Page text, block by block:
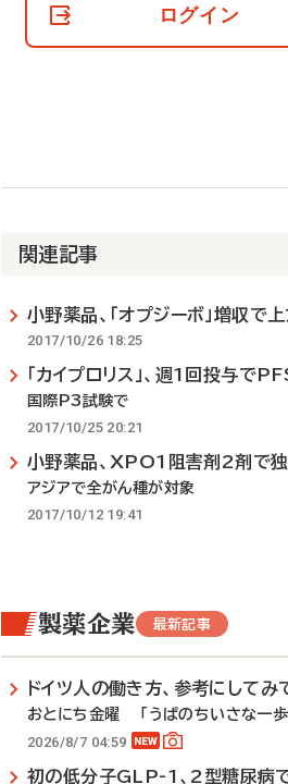
て
ログイン
関連記事
小野薬品、「オプジーボ」増収で
2017/10/26 18:25
「カイプロリス」、週1回投与で
国際P3試験で
2017/10/25 20:21
小野薬品、XPO1阻害剤2剤で
アジアで全がん種が対象
2017/10/12 19:41
製薬企業 最新記事
ドイツ人の働き方、参考にしてみ
おとにち金曜 「うぱのちいさな一歩
2026/8/7 04:59
初の低分子GLP-1、2型糖尿病